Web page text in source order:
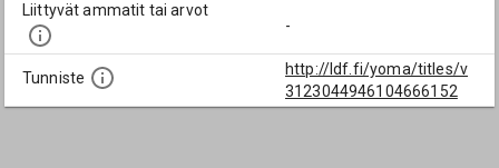
Liittyvät ammatit tai arvot
-
Tunniste
http://ldf.fi/yoma/titles/v
3123044946104666152